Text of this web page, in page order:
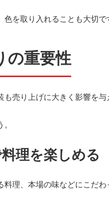
を取り入れることも大切で
の重要性
売り上げに大きく影響を与
理を楽しめる
理、本場の味などにこだ